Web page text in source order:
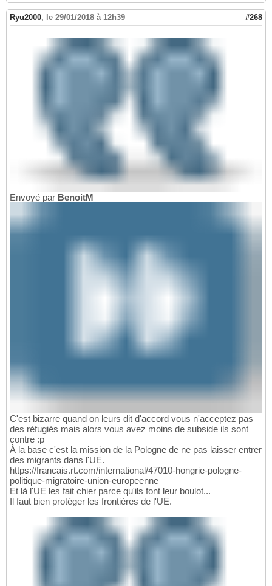
Ryu2000, le 29/01/2018 à 12h39 #268
Envoyé par BenoitM
C'est bizarre quand on leurs dit d'accord vous n'acceptez pas
des réfugiés mais alors vous avez moins de subside ils sont
contre :p
À la base c'est la mission de la Pologne de ne pas laisser entrer
des migrants dans l'UE.
https://francais.rt.com/international/47010-hongrie-pologne-
politique-migratoire-union-europeenne
Et là l'UE les fait chier parce qu'ils font leur boulot...
Il faut bien protéger les frontières de l'UE.